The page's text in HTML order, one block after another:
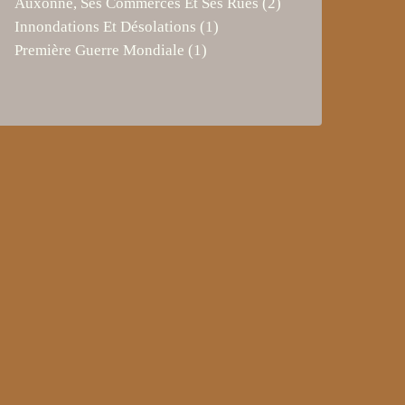
Innondations Et Désolations (1)
Première Guerre Mondiale (1)